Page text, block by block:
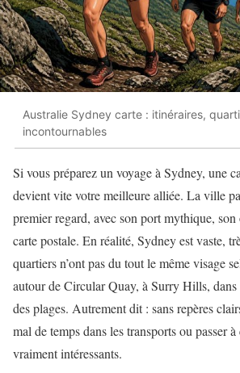
Australie Sydney carte : itinéraires,
incontournables
Si vous préparez un voyage à Sydney, une
devient vite votre meilleure alliée. La ville
premier regard, avec son port mythique, son
carte postale. En réalité, Sydney est vaste,
quartiers n’ont pas du tout le même visage
autour de Circular Quay, à Surry Hills,
des plages. Autrement dit : sans repères
mal de temps dans les transports ou passer
vraiment intéressants.